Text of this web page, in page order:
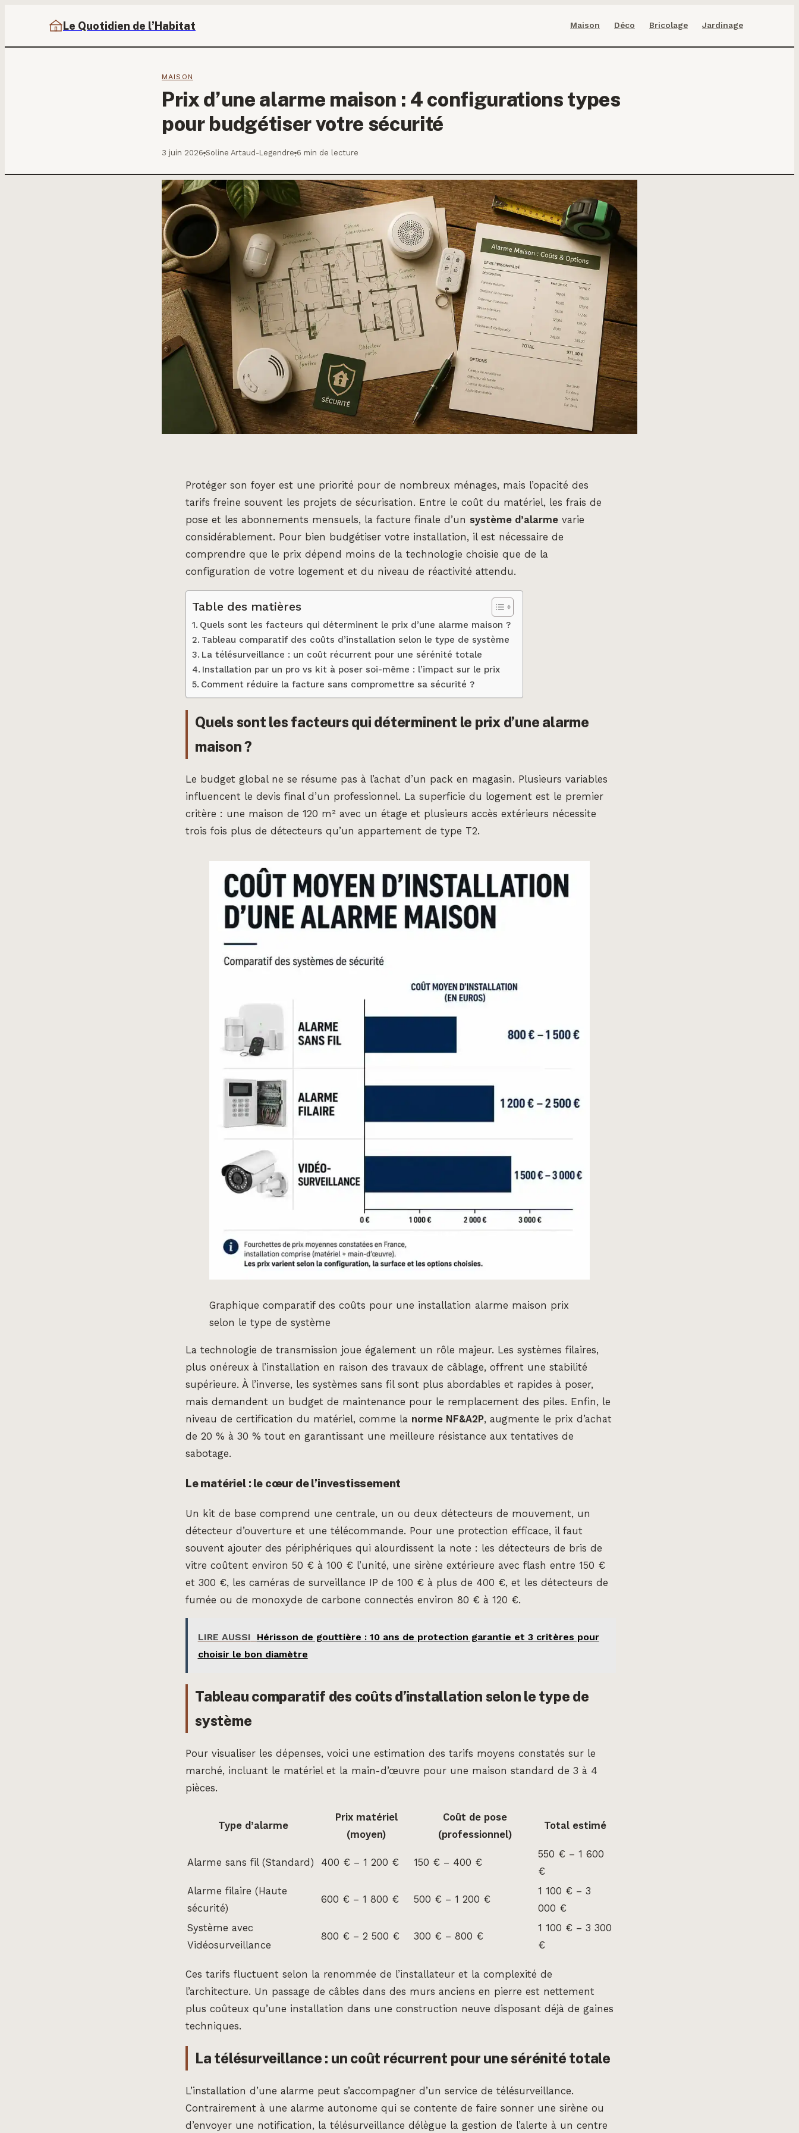
Le Quotidien de l’Habitat Maison Déco Bricolage Jardinage
MAISON
Prix d’une alarme maison : 4 configurations types
pour budgétiser votre sécurité
3 juin 2026·Soline Artaud-Legendre·6 min de lecture
Protéger son foyer est une priorité pour de nombreux ménages, mais l’opacité des
tarifs freine souvent les projets de sécurisation. Entre le coût du matériel, les frais de
pose et les abonnements mensuels, la facture finale d’un système d’alarme varie
considérablement. Pour bien budgétiser votre installation, il est nécessaire de
comprendre que le prix dépend moins de la technologie choisie que de la
configuration de votre logement et du niveau de réactivité attendu.
Table des matières
Quels sont les facteurs qui déterminent le prix d’une alarme maison ?
Tableau comparatif des coûts d’installation selon le type de système
La télésurveillance : un coût récurrent pour une sérénité totale
Installation par un pro vs kit à poser soi-même : l’impact sur le prix
Comment réduire la facture sans compromettre sa sécurité ?
Quels sont les facteurs qui déterminent le prix d’une alarme
maison ?
Le budget global ne se résume pas à l’achat d’un pack en magasin. Plusieurs variables
influencent le devis final d’un professionnel. La superficie du logement est le premier
critère : une maison de 120 m² avec un étage et plusieurs accès extérieurs nécessite
trois fois plus de détecteurs qu’un appartement de type T2.
Graphique comparatif des coûts pour une installation alarme maison prix
selon le type de système
La technologie de transmission joue également un rôle majeur. Les systèmes filaires,
plus onéreux à l’installation en raison des travaux de câblage, offrent une stabilité
supérieure. À l’inverse, les systèmes sans fil sont plus abordables et rapides à poser,
mais demandent un budget de maintenance pour le remplacement des piles. Enfin, le
niveau de certification du matériel, comme la norme NF&A2P, augmente le prix d’achat
de 20 % à 30 % tout en garantissant une meilleure résistance aux tentatives de
sabotage.
Le matériel : le cœur de l’investissement
Un kit de base comprend une centrale, un ou deux détecteurs de mouvement, un
détecteur d’ouverture et une télécommande. Pour une protection efficace, il faut
souvent ajouter des périphériques qui alourdissent la note : les détecteurs de bris de
vitre coûtent environ 50 € à 100 € l’unité, une sirène extérieure avec flash entre 150 €
et 300 €, les caméras de surveillance IP de 100 € à plus de 400 €, et les détecteurs de
fumée ou de monoxyde de carbone connectés environ 80 € à 120 €.
LIRE AUSSI
Hérisson de gouttière : 10 ans de protection garantie et 3 critères pour
choisir le bon diamètre
Tableau comparatif des coûts d’installation selon le type de
système
Pour visualiser les dépenses, voici une estimation des tarifs moyens constatés sur le
marché, incluant le matériel et la main-d’œuvre pour une maison standard de 3 à 4
pièces.
Type d’alarme
Prix matériel
(moyen)
Coût de pose
(professionnel)
Total estimé
Alarme sans fil (Standard) 400 € – 1 200 € 150 € – 400 €
550 € – 1 600
€
Alarme filaire (Haute
sécurité)
600 € – 1 800 € 500 € – 1 200 €
1 100 € – 3
000 €
Système avec
Vidéosurveillance
800 € – 2 500 € 300 € – 800 €
1 100 € – 3 300
€
Ces tarifs fluctuent selon la renommée de l’installateur et la complexité de
l’architecture. Un passage de câbles dans des murs anciens en pierre est nettement
plus coûteux qu’une installation dans une construction neuve disposant déjà de gaines
techniques.
La télésurveillance : un coût récurrent pour une sérénité totale
L’installation d’une alarme peut s’accompagner d’un service de télésurveillance.
Contrairement à une alarme autonome qui se contente de faire sonner une sirène ou
d’envoyer une notification, la télésurveillance délègue la gestion de l’alerte à un centre